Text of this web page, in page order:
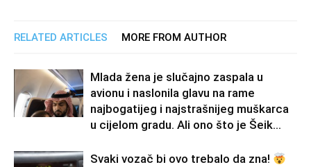
RELATED ARTICLES MORE FROM AUTHOR
Mlada žena je slučajno zaspala u
avionu i naslonila glavu na rame
najbogatijeg i najstrašnijeg muškarca
u cijelom gradu. Ali ono što je Šeik...
Svaki vozač bi ovo trebalo da zna!